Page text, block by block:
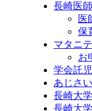
長崎医
医
保
マタニ
お
学会託
あじさ
長崎大
長崎大